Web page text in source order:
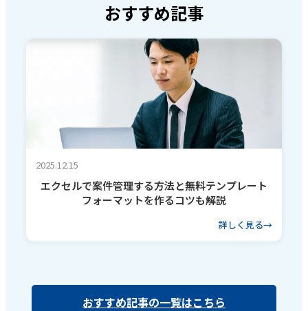
おすすめ記事
2025.12.15
エクセルで案件管理する方法と無料テンプレート
フォーマットを作るコツも解説
詳しく見る
おすすめ記事の一覧はこちら